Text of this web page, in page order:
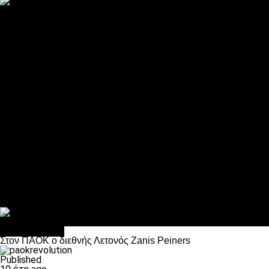
Στον ΠΑΟΚ ο διεθνής Λετονός Zanis Peiners
Published